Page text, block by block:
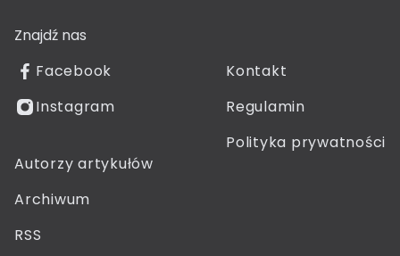
Znajdź nas
Facebook
Instagram
Kontakt
Regulamin
Polityka prywatności
Autorzy artykułów
Archiwum
RSS